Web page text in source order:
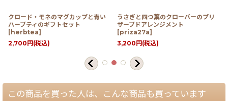
クロード・モネのマグカップと青い
ハーブティのギフトセット
[herbtea]
2,700円(税込)
うさぎと四つ葉のクローバーのプリ
ザーブドアレンジメント
[priza27a]
3,200円(税込)
この商品を買った人は、こんな商品も買っています